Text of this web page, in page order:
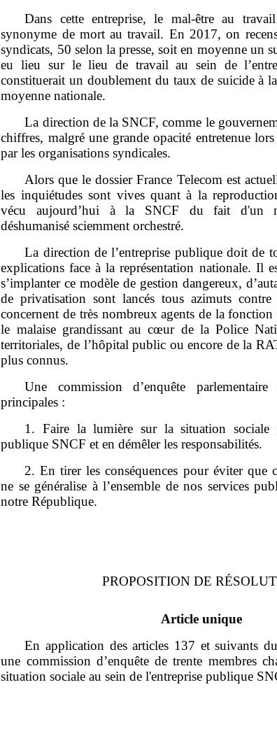
Dans cette entreprise, le mal-être au
synonyme de mort au travail. En 2017, on
syndicats, 50 selon la presse, soit en moyenne un
eu lieu sur le lieu de travail au sein de
constituerait un doublement du taux de suicide à
moyenne nationale.
La direction de la SNCF, comme le
chiffres, malgré une grande opacité entretenue
par les organisations syndicales.
Alors que le dossier France Telecom est
les inquiétudes sont vives quant à la
vécu aujourd’hui à la SNCF du fait d'un
déshumanisé sciemment orchestré.
La direction de l’entreprise publique doit de
explications face à la représentation nationale. Il
s’implanter ce modèle de gestion dangereux,
de privatisation sont lancés tous azimuts
concernent de très nombreux agents de la
le malaise grandissant au cœur de la Police
territoriales, de l’hôpital public ou encore de la
plus connus.
Une commission d’enquête
principales :
1. Faire la lumière sur la situation sociale
publique SNCF et en démêler les responsabilités.
2. En tirer les conséquences pour éviter que
ne se généralise à l’ensemble de nos services
notre République.
PROPOSITION DE
Article unique
En application des articles 137 et suivants
une commission d’enquête de trente membres
situation sociale au sein de l'entreprise publique